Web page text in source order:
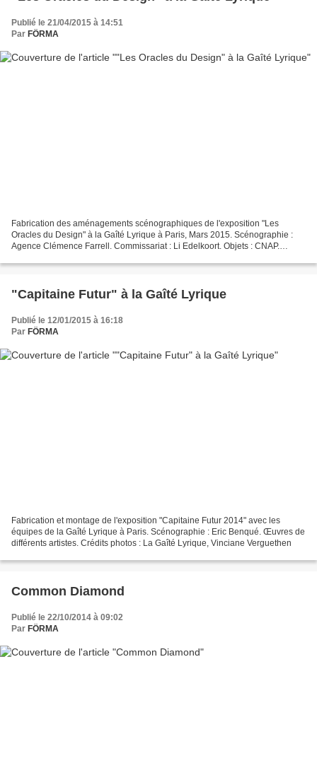
Publié le 21/04/2015 à 14:51
Par FÖRMA
Fabrication des aménagements scénographiques de l'exposition "Les
Oracles du Design" à la Gaîté Lyrique à Paris, Mars 2015. Scénographie :
Agence Clémence Farrell. Commissariat : Li Edelkoort. Objets : CNAP.
"Capitaine Futur" à la Gaîté Lyrique
Publié le 12/01/2015 à 16:18
Par FÖRMA
Fabrication et montage de l'exposition "Capitaine Futur 2014" avec les
équipes de la Gaîté Lyrique à Paris. Scénographie : Eric Benqué. Œuvres de
différents artistes. Crédits photos : La Gaîté Lyrique, Vinciane Verguethen
Common Diamond
Publié le 22/10/2014 à 09:02
Par FÖRMA